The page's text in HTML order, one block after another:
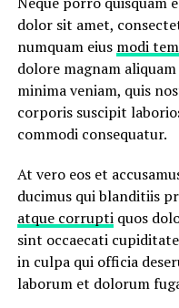
dolor sit amet,
numquam eius modi
dolore magnam
minima veniam, quis
corporis suscipit
commodi consequatur.
At vero eos et
ducimus qui blanditiis
atque corruptiquos
sint occaecati
in culpa qui officia
laborum et dolorum